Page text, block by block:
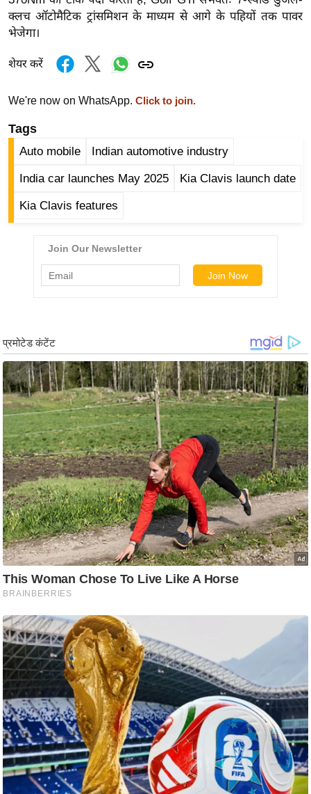
रं
ज
न
ज
त
ली
वु
ड
ली
क्षा
B
r
e
a
k
i
n
g
N
e
w
s
ला
इ
फ
स्टा
इ
ल
टे
क्नॉ
लॉ
जी
ब्यू
टी
क्लच ऑटोमैटिक ट्रांसमिशन के माध्यम से आगे के पहियों तक पावर
भेजेगा।
शेयर करें
We're now on WhatsApp. Click to join.
Tags
Auto mobile Indian automotive industry
India car launches May 2025 Kia Clavis launch date
Kia Clavis features